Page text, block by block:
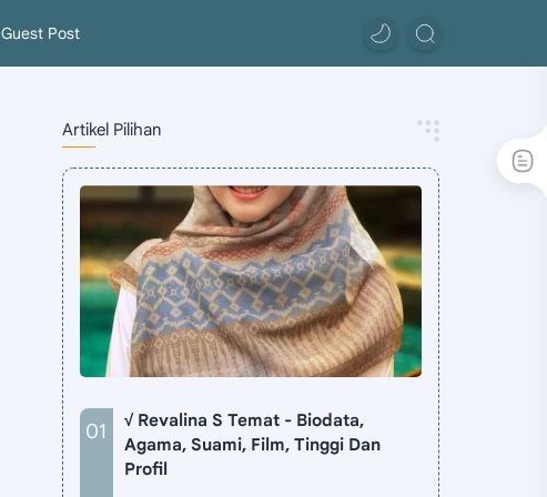
Guest Post
Artikel Pilihan
√ Revalina S Temat - Biodata,
Agama, Suami, Film, Tinggi Dan
Profil